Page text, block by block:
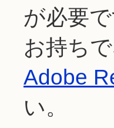
が必要
お持ち
Adobe
い。